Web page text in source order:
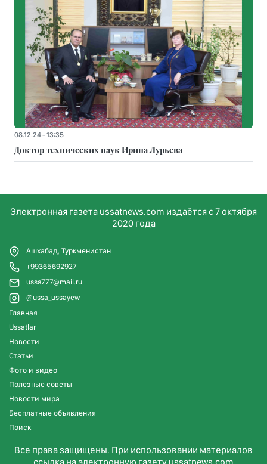
08.12.24 - 13:35
Доктор технических наук Ирина Лурьева
Электронная газета ussatnews.com издаётся с 7 октября
2020 года
Ашхабад, Туркменистан
+99365692927
ussa777@mail.ru
@ussa_ussayew
Главная
Ussatlar
Новости
Статьи
Фото и видео
Полезные советы
Новости мира
Бесплатные объявления
Поиск
Все права защищены. При использовании материалов